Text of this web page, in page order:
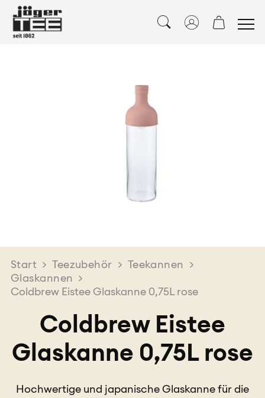
Start > Teezubehör > Teekannen >
Glaskannen >
Coldbrew Eistee Glaskanne 0,75L rose
Coldbrew Eistee
Glaskanne 0,75L rose
Hochwertige und japanische Glaskanne für die